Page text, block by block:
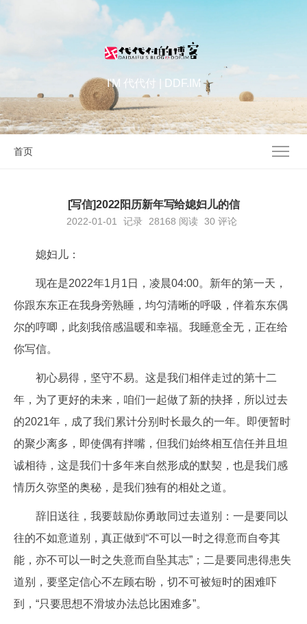
I'M 代代付 | DDF.IM
首页
[写信]2022阳历新年写给媳妇儿的信
2022-01-01 记录 28168 阅读 30 评论
媳妇儿：
现在是2022年1月1日，凌晨04:00。新年的第一天，
你跟东东正在我身旁熟睡，均匀清晰的呼吸，伴着东东偶
尔的哼唧，此刻我倍感温暖和幸福。我睡意全无，正在给
你写信。
初心易得，坚守不易。这是我们相伴走过的第十二
年，为了更好的未来，咱们一起做了新的抉择，所以过去
的2021年，成了我们累计分别时长最久的一年。即便暂时
的聚少离多，即使偶有拌嘴，但我们始终相互信任并且坦
诚相待，这是我们十多年来自然形成的默契，也是我们感
情历久弥坚的奥秘，是我们独有的相处之道。
辞旧送往，我要鼓励你勇敢同过去道别：一是要同以
往的不如意道别，真正做到“不可以一时之得意而自夸其
能，亦不可以一时之失意而自坠其志”；二是要同患得患失
道别，要坚定信心不左顾右盼，切不可被短时的困难吓
到，“只要思想不滑坡办法总比困难多”。